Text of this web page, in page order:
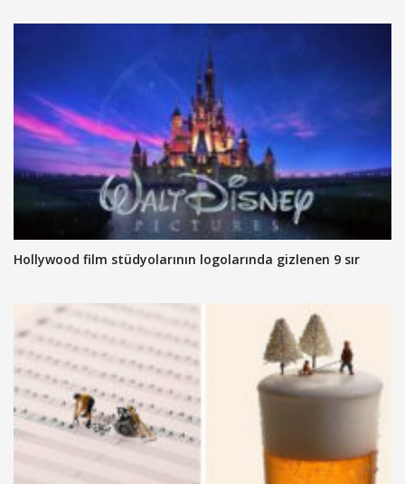
Hollywood film stüdyolarının logolarında gizlenen 9 sır